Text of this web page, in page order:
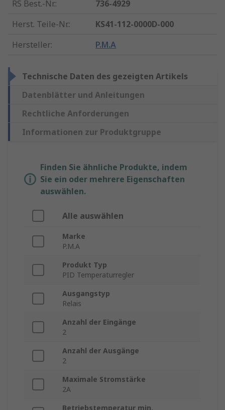
RS Best.-Nr.:
736-4929
Herst. Teile-Nr.:
KS41-112-0000D-000
Hersteller: P.M.A
Technische Daten des gezeigten Artikels
Datenblätter und Anleitungen
Rechtliche Anforderungen
Informationen zur Produktgruppe
Finden Sie ähnliche Produkte, indem
Sie ein oder mehrere Eigenschaften
auswählen.
Alle auswählen
Marke
P.M.A
Produkt Typ
PID Temperaturregler
Ausgangstyp
Relais
Anzahl der Eingänge
2
Anzahl der Ausgänge
2
Maximale Stromstärke
2A
Betriebstemperatur min.